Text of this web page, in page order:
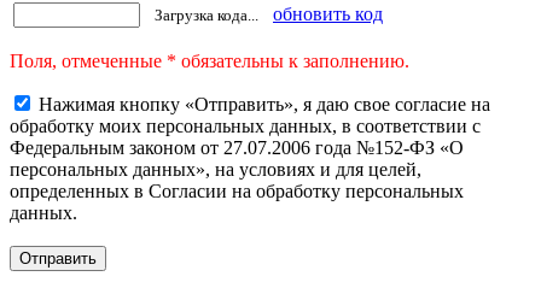
Загрузка кода... обновить код
Поля, отмеченные * обязательны к заполнению.
Нажимая кнопку «Отправить», я даю свое согласие на
обработку моих персональных данных, в соответствии с
Федеральным законом от 27.07.2006 года №152-ФЗ «О
персональных данных», на условиях и для целей,
определенных в Согласии на обработку персональных
данных.